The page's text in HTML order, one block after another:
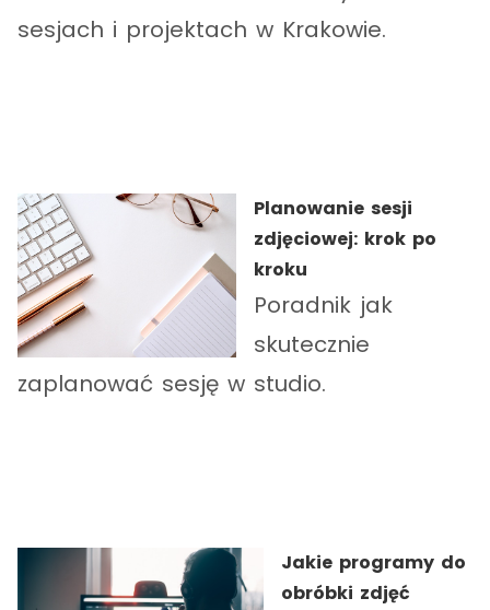
sesjach i projektach w Krakowie.
Planowanie sesji
zdjęciowej: krok po
kroku
Poradnik jak
skutecznie
zaplanować sesję w studio.
Jakie programy do
obróbki zdjęć